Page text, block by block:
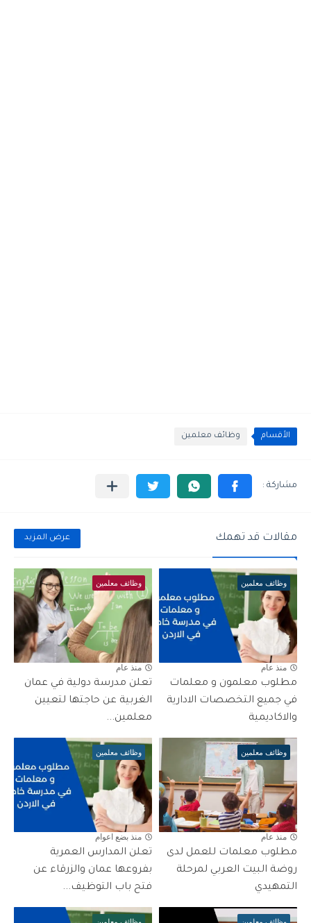
الأقسام وظائف معلمين
مقالات قد تهمك عرض المزيد
وظائف معلمين
منذ عام
مطلوب معلمون و معلمات
في جميع التخصصات الادارية
والاكاديمية
وظائف معلمين
منذ عام
تعلن مدرسة دولية في عمان
الغربية عن حاجتها لتعيين
معلمين...
وظائف معلمين
منذ عام
مطلوب معلمات للعمل لدى
روضة البيت العربي لمرحلة
التمهيدي
وظائف معلمين
منذ بضع اعوام
تعلن المدارس العمرية
بفروعها عمان والزرقاء عن
فتح باب التوظيف...
وظائف معلمين وظائف معلمين